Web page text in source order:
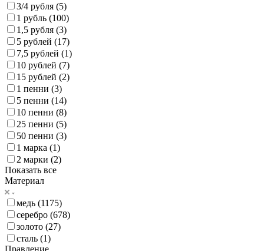
3/4 рубля (5)
1 рубль (100)
1,5 рубля (3)
5 рублей (17)
7,5 рублей (1)
10 рублей (7)
15 рублей (2)
1 пенни (3)
5 пенни (14)
10 пенни (8)
25 пенни (5)
50 пенни (3)
1 марка (1)
2 марки (2)
Показать все
Материал
медь (1175)
серебро (678)
золото (27)
сталь (1)
Правление